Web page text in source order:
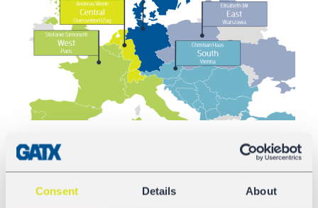
Consent Details About
Nous avons tenu notre promesse de maintenir